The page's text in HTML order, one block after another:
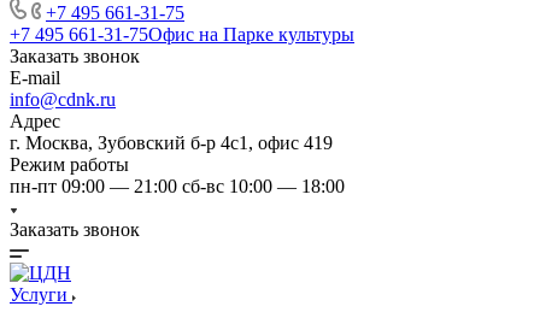
+7 495 661-31-75
+7 495 661-31-75Офис на Парке культуры
Заказать звонок
E-mail
info@cdnk.ru
Адрес
г. Москва, Зубовский б-р 4с1, офис 419
Режим работы
пн-пт 09:00 — 21:00 сб-вс 10:00 — 18:00
Заказать звонок
Услуги